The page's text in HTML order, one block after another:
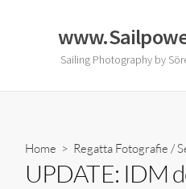
Sailing Photography by
Home > Regatta Fotografie /
UPDATE: IDM